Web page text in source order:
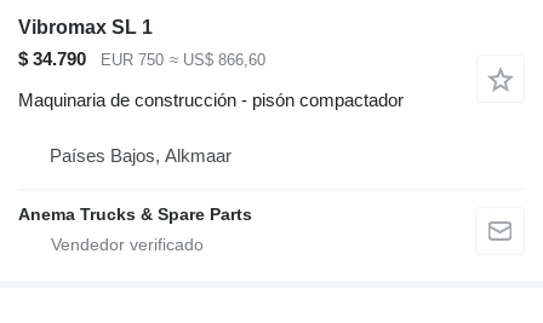
Vibromax SL 1
$ 34.790
EUR 750 ≈ US$ 866,60
Maquinaria de construcción - pisón compactador
Países Bajos, Alkmaar
Anema Trucks & Spare Parts